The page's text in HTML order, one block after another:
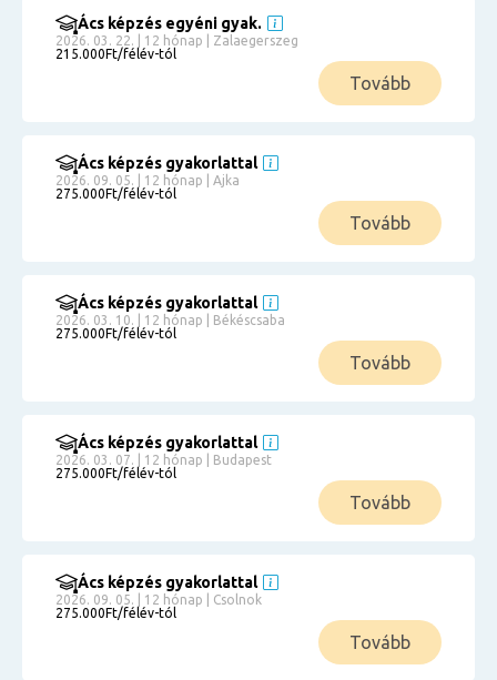
Ács képzés egyéni gyak.
2026. 03. 22. | 12 hónap | Zalaegerszeg
215.000Ft/félév-tól
Tovább
Ács képzés gyakorlattal
2026. 09. 05. | 12 hónap | Ajka
275.000Ft/félév-tól
Tovább
Ács képzés gyakorlattal
2026. 03. 10. | 12 hónap | Békéscsaba
275.000Ft/félév-tól
Tovább
Ács képzés gyakorlattal
2026. 03. 07. | 12 hónap | Budapest
275.000Ft/félév-tól
Tovább
Ács képzés gyakorlattal
2026. 09. 05. | 12 hónap | Csolnok
275.000Ft/félév-tól
Tovább